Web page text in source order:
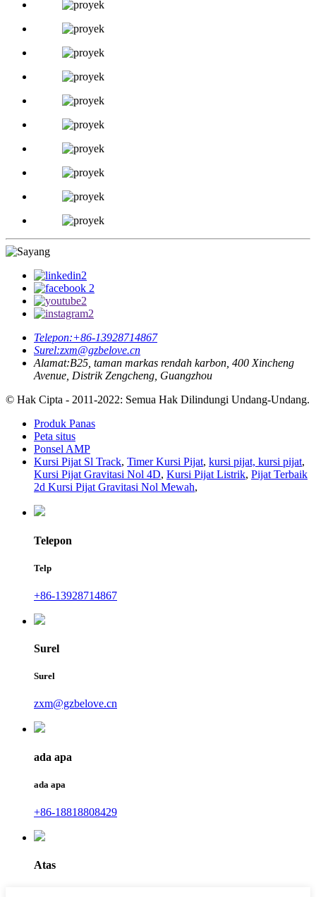
Telepon:+86-13928714867
Surel:zxm@gzbelove.cn
Alamat:B25, taman markas rendah karbon, 400 Xincheng
Avenue, Distrik Zengcheng, Guangzhou
© Hak Cipta - 2011-2022: Semua Hak Dilindungi Undang-Undang.
Produk Panas
Peta situs
Ponsel AMP
Kursi Pijat Sl Track, Timer Kursi Pijat, kursi pijat, kursi pijat,
Kursi Pijat Gravitasi Nol 4D, Kursi Pijat Listrik, Pijat Terbaik
2d Kursi Pijat Gravitasi Nol Mewah,
Telepon
Telp
+86-13928714867
Surel
Surel
zxm@gzbelove.cn
ada apa
ada apa
+86-18818808429
Atas